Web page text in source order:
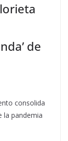
de
consolida
la pandemia